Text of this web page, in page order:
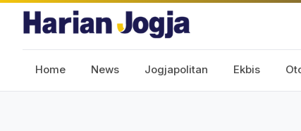
Home News Jogjapolitan Ekbis